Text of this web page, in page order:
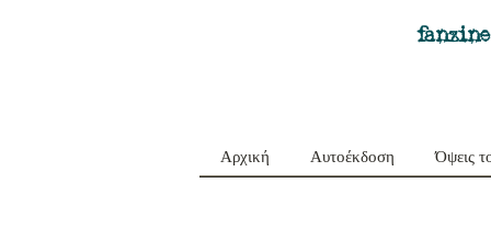
Αρχική Αυτοέκδοση Όψεις